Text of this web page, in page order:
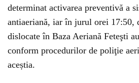
determinat activarea preventivă a
antiaeriană, iar în jurul orei 17:50,
dislocate în Baza Aeriană Feteşti
conform procedurilor de poliţie
aceștia.